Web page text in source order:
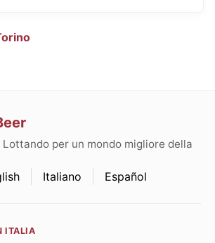
per un mondo migliore della
Italiano Español
ITALIA